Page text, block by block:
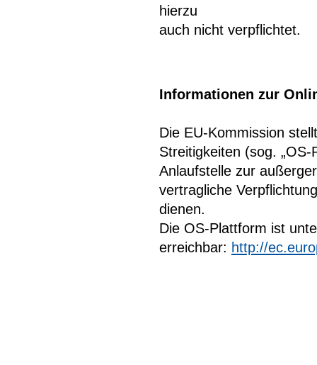
hierzu
auch nicht verpflichtet.
Informationen zur
Die EU-Kommission
Streitigkeiten (sog.
Anlaufstelle zur
vertragliche
dienen.
Die OS-Plattform ist
erreichbar: http://